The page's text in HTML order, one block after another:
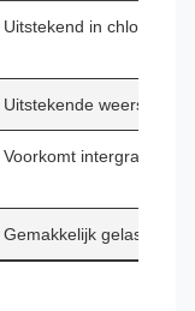
Uitstekend in
Uitstekende weerstand
Voorkomt
Gemakkelijk gelast en